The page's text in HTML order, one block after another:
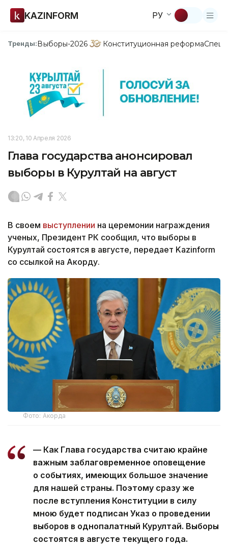
KAZINFORM РУ
Тренды:Выборы-2026 Конституционная реформа
13:20, 10 Апреля 2026
Глава государства анонсировал
выборы в Курултай на август
️В своем выступлении на церемонии награждения
ученых, Президент РК сообщил, что выборы в
Курултай состоятся в августе, передает Kazinform
со ссылкой на Акорду.
Фото: Акорда
— Как Глава государства считаю крайне
важным заблаговременное оповещение
о событиях, имеющих большое значение
для нашей страны. Поэтому сразу же
после вступления Конституции в силу
мною будет подписан Указ о проведении
выборов в однопалатный Курултай. Выборы
состоятся в августе текущего года.